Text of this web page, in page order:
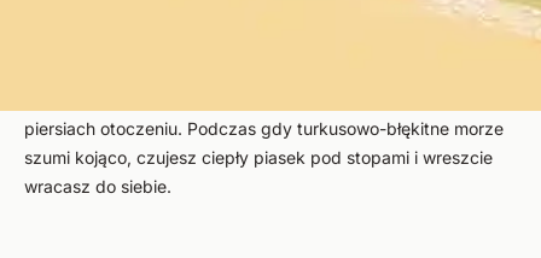
piersiach otoczeniu. Podczas gdy turkusowo-błękitne morze
szumi kojąco, czujesz ciepły piasek pod stopami i wreszcie
wracasz do siebie.